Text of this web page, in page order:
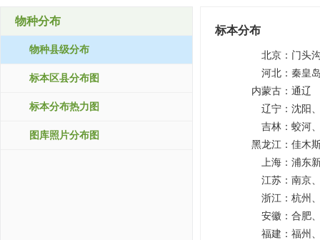
物种分布
物种县级分布
标本区县分布图
标本分布热力图
图库照片分布图
标本分布
北京： 门头
河北： 秦皇
内蒙古： 通辽
辽宁： 沈阳
吉林： 蛟河
黑龙江： 佳木
上海： 浦东
江苏： 南京
浙江： 杭州
安徽： 合肥
福建： 福州